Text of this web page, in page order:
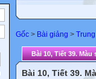
Gốc > Bài giảng >
Bài 10, Tiết 39.
Bài 10, Tiết 39.